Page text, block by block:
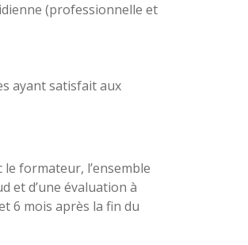
(professionnelle et
ayant satisfait aux
le formateur, l’ensemble
et d’une évaluation à
6 mois après la fin du